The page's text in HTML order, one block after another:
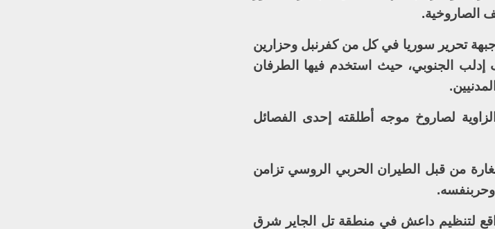
الصاروخية.
تحرير سوريا في كل من كفرنبل وحزارين
الجنوبي، حيث استخدم فيها الطرفان
لصاروخ موجه أطلقته إحدى الفصائل
من قبل الطيران الحربي الروسي تزامن
لتنظيم داعش في منطقة تل الجاير شرق